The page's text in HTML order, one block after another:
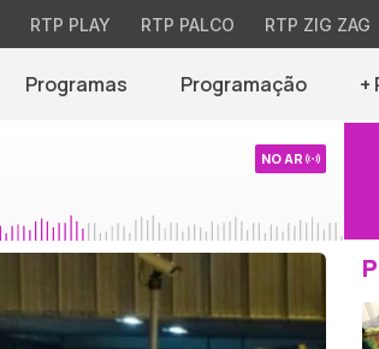
RTP PLAY RTP PALCO RTP ZIG ZAG
Programas Programação +
NO AR